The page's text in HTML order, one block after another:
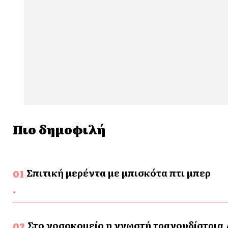
Πιο δημοφιλή
Σπιτική μερέντα με μπισκότα πτι μπερ
Στο νοσοκομείο η γνωστή